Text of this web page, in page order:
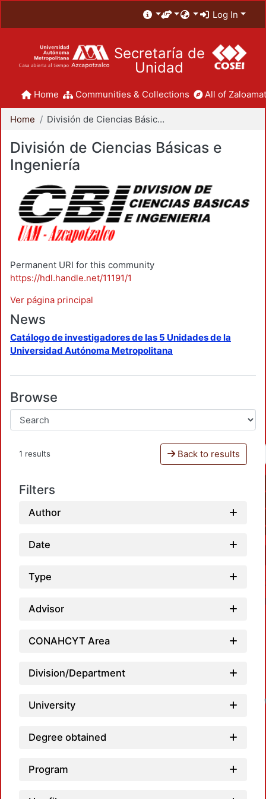
Log In
Secretaría de
Unidad
Home Communities & Collections All of
Home División de Ciencias Básicas e Ingeniería
División de Ciencias Básicas e
Ingeniería
Permanent URI for this community
https://hdl.handle.net/11191/1
Ver página principal
News
Catálogo de investigadores de las 5 Unidades de la
Universidad Autónoma Metropolitana
Browse
1 results Back to results
Filters
Author
Date
Type
Advisor
CONAHCYT Area
Division/Department
University
Degree obtained
Program